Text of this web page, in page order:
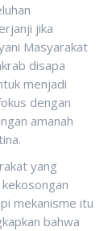
jika
Masyarakat
disapa
menjadi
dengan
amanah
yang
mekanisme itu
bahwa